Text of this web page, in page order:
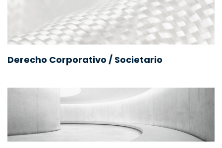
Derecho Corporativo / Societario